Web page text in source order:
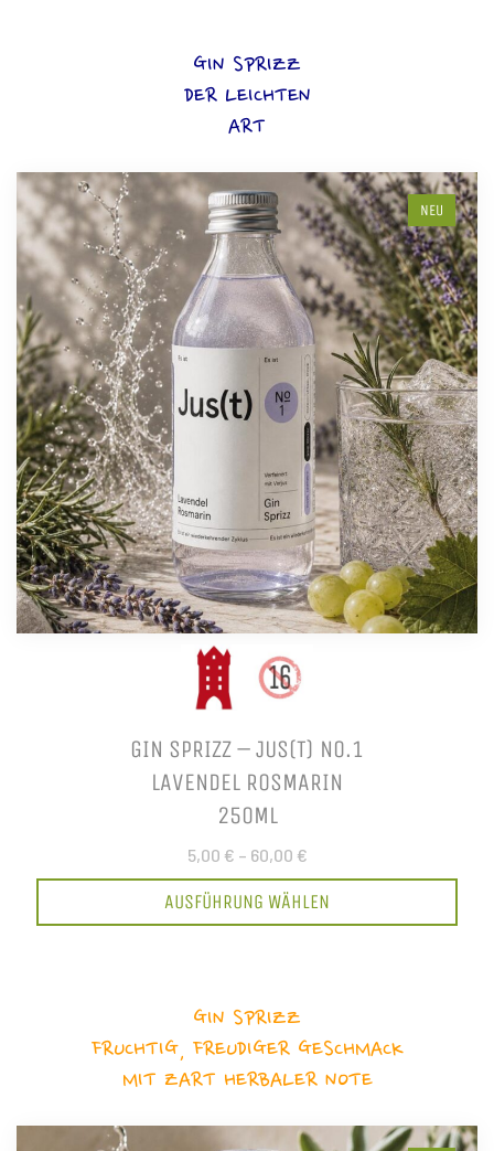
GIN SPRIZZ
DER LEICHTEN
ART
NEU
GIN SPRIZZ – JUS(T) NO.1
LAVENDEL ROSMARIN
250ML
5,00 € – 60,00 €
AUSFÜHRUNG WÄHLEN
GIN SPRIZZ
FRUCHTIG, FREUDIGER GESCHMACK
MIT ZART HERBALER NOTE